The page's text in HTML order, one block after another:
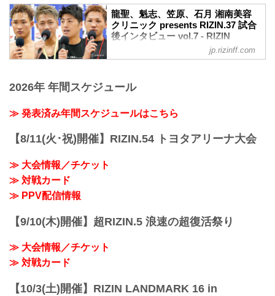
スダリオ やっと試合できて。いい結果で
終われて、ホッとしています。
——試合後には笑顔も見られました。安
心しました気持ちが...
と思う」
中原由貴 試合後インタビュー / 湘南美容
クリニック presents RIZIN.37
——試合後の率直な感想をお聞かせいた
中原 関選手カッコいいなと、男として尊
敬します。タフすぎますね、あれは。
7月31日（日）さいたまスーパーアリーナ
にて開催された湘南美容クリニック
presents RIZIN.37の出場選手たちの試合
後インタビューを公開！
ヴガール・ケラモフ「本当に良い試合を
/ 湘南美容クリニック presents RIZIN.37
——試合後の率直な感想をお聞かせいた
ケラモフ 皆さんこんにちは。とてもいい
龍聖、魁志、笠原、石月 湘南美容
クリニック presents RIZIN.37 試合
後インタビュー vol.7 - RIZIN
FIGHTING FEDERATION オフィシ
ャルサイト
にて開催された湘南美容クリニック
後インタビューを公開！
龍聖「もっと練習して強くなってまたこ
の舞台に戻って来れたら」
龍聖 試合後インタビュー / 湘南美容クリ
——その点では、試合前に「圧勝してボ
jp.rizinff.com
2026年 年間スケジュール
≫ 発表済み年間スケジュールはこちら
【8/11(火･祝)開催】RIZIN.54 トヨタアリーナ大会
≫ 大会情報／チケット
≫ 対戦カード
≫ PPV配信情報
【9/10(木)開催】超RIZIN.5 浪速の超復活祭り
≫ 大会情報／チケット
≫ 対戦カード
【10/3(土)開催】RIZIN LANDMARK 16 in